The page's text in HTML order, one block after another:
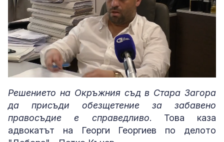
Unmute Loaded:
10.20%
Решението на Окръжния съд в Стара Загора
да присъди обезщетение за забавено
правосъдие е справедливо. Това каза
адвокатът на Георги Георгиев по делото